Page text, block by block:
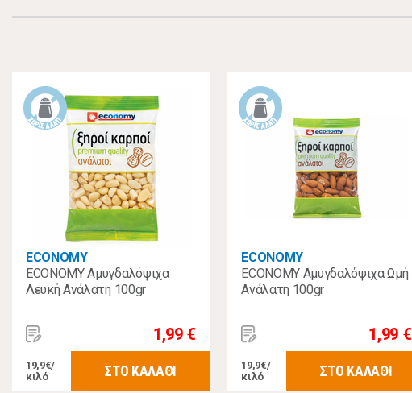
ECONOMY
ECONOMY Αμυγδαλόψιχα
Λευκή Ανάλατη 100gr
1,99 €
19,9€/
κιλό
ΣΤΟ ΚΑΛΑΘΙ
ECONOMY
ECONOMY Αμυγδαλόψιχα Ωμή
Ανάλατη 100gr
1,99 €
19,9€/
κιλό
ΣΤΟ ΚΑΛΑΘΙ